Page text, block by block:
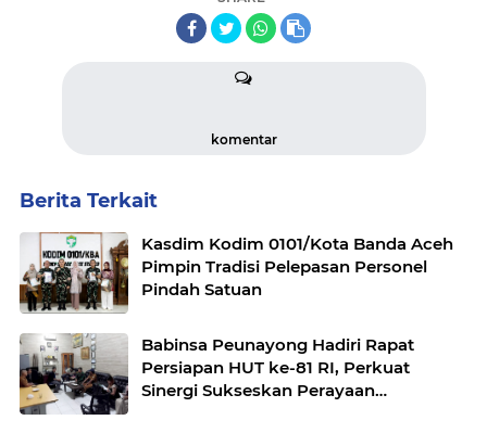
komentar
Berita Terkait
Kasdim Kodim 0101/Kota Banda Aceh
Pimpin Tradisi Pelepasan Personel
Pindah Satuan
Babinsa Peunayong Hadiri Rapat
Persiapan HUT ke-81 RI, Perkuat
Sinergi Sukseskan Perayaan